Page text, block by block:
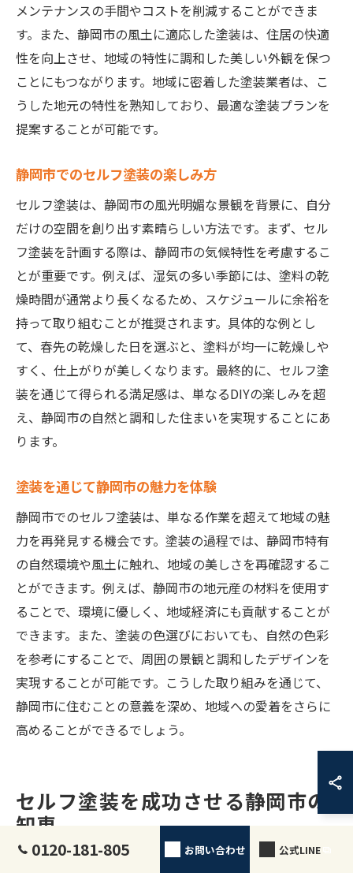
メンテナンスの手間やコストを削減することができま
す。また、静岡市の風土に適応した塗装は、住居の快適
性を向上させ、地域の特性に調和した美しい外観を保つ
ことにもつながります。地域に密着した塗装業者は、こ
うした地元の特性を熟知しており、最適な塗装プランを
提案することが可能です。
静岡市でのセルフ塗装の楽しみ方
セルフ塗装は、静岡市の風光明媚な景観を背景に、自分
だけの空間を創り出す素晴らしい方法です。まず、セル
フ塗装を計画する際は、静岡市の気候特性を考慮するこ
とが重要です。例えば、湿気の多い季節には、塗料の乾
燥時間が通常より長くなるため、スケジュールに余裕を
持って取り組むことが推奨されます。具体的な例とし
て、春先の乾燥した日を選ぶと、塗料が均一に乾燥しや
すく、仕上がりが美しくなります。最終的に、セルフ塗
装を通じて得られる満足感は、単なるDIYの楽しみを超
え、静岡市の自然と調和した住まいを実現することにあ
ります。
塗装を通じて静岡市の魅力を体験
静岡市でのセルフ塗装は、単なる作業を超えて地域の魅
力を再発見する機会です。塗装の過程では、静岡市特有
の自然環境や風土に触れ、地域の美しさを再確認するこ
とができます。例えば、静岡市の地元産の材料を使用す
ることで、環境に優しく、地域経済にも貢献することが
できます。また、塗装の色選びにおいても、自然の色彩
を参考にすることで、周囲の景観と調和したデザインを
実現することが可能です。こうした取り組みを通じて、
静岡市に住むことの意義を深め、地域への愛着をさらに
高めることができるでしょう。
セルフ塗装を成功させる静岡市の
知恵
0120-181-805 お問い合わせ 公式LINE